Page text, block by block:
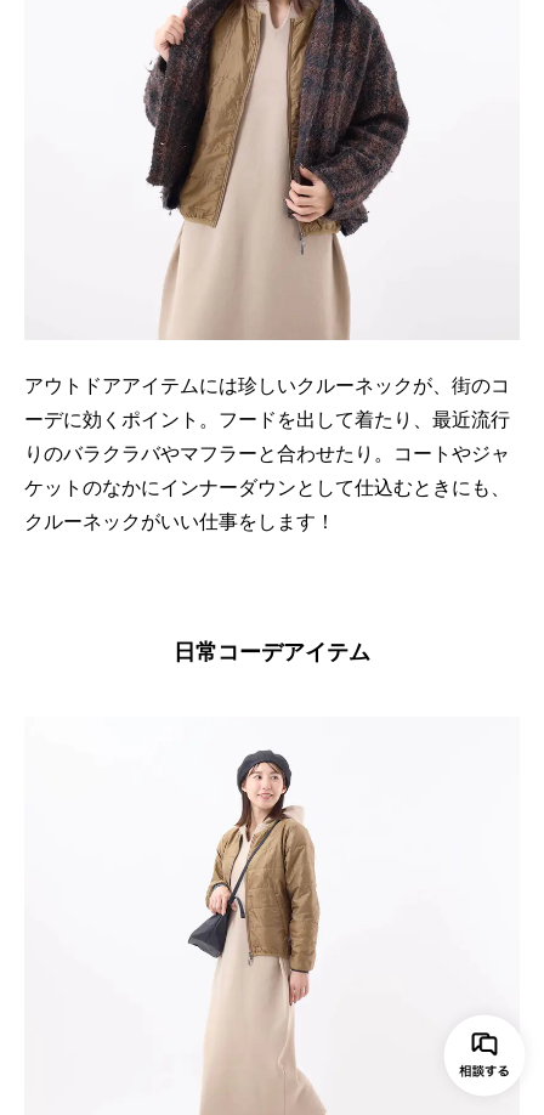
アウトドアアイテムには珍しいクルーネックが、街のコ
ーデに効くポイント。フードを出して着たり、最近流行
りのバラクラバやマフラーと合わせたり。コートやジャ
ケットのなかにインナーダウンとして仕込むときにも、
クルーネックがいい仕事をします！
日常コーデアイテム